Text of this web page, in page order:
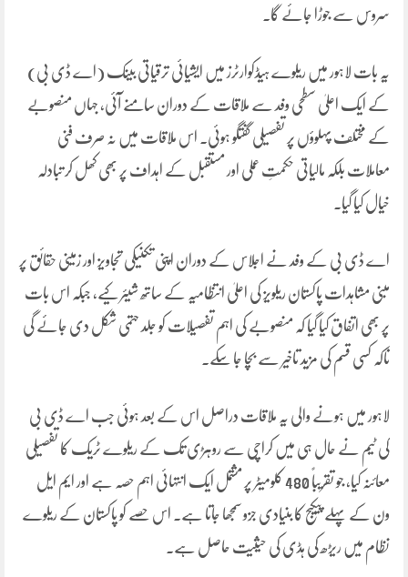
سروس سے جوڑا جائے گا۔
یہ بات لاہور میں ریلوے ہیڈکوارٹرز میں ایشیائی ترقیاتی بینک (اے ڈی بی)
کے ایک اعلیٰ سطحی وفد سے ملاقات کے دوران سامنے آئی، جہاں منصوبے
کے مختلف پہلوؤں پر تفصیلی گفتگو ہوئی۔ اس ملاقات میں نہ صرف فنی
معاملات بلکہ مالیاتی حکمتِ عملی اور مستقبل کے اہداف پر بھی کھل کر تبادلہ
خیال کیا گیا۔
اے ڈی بی کے وفد نے اجلاس کے دوران اپنی تکنیکی تجاویز اور زمینی حقائق پر
مبنی مشاہدات پاکستان ریلویز کی اعلیٰ انتظامیہ کے ساتھ شیئر کیے، جبکہ اس بات
پر بھی اتفاق کیا گیا کہ منصوبے کی اہم تفصیلات کو جلد حتمی شکل دی جائے گی
تاکہ کسی قسم کی مزید تاخیر سے بچا جا سکے۔
لاہور میں ہونے والی یہ ملاقات دراصل اس کے بعد ہوئی جب اے ڈی بی
کی ٹیم نے حال ہی میں کراچی سے روہڑی تک کے ریلوے ٹریک کا تفصیلی
معائنہ کیا، جو تقریباً 480 کلومیٹر پر مشتمل ایک انتہائی اہم حصہ ہے اور ایم ایل
ون کے پہلے پیکیج کا بنیادی جزو سمجھا جاتا ہے۔ اس حصے کو پاکستان کے ریلوے
نظام میں ریڑھ کی ہڈی کی حیثیت حاصل ہے۔